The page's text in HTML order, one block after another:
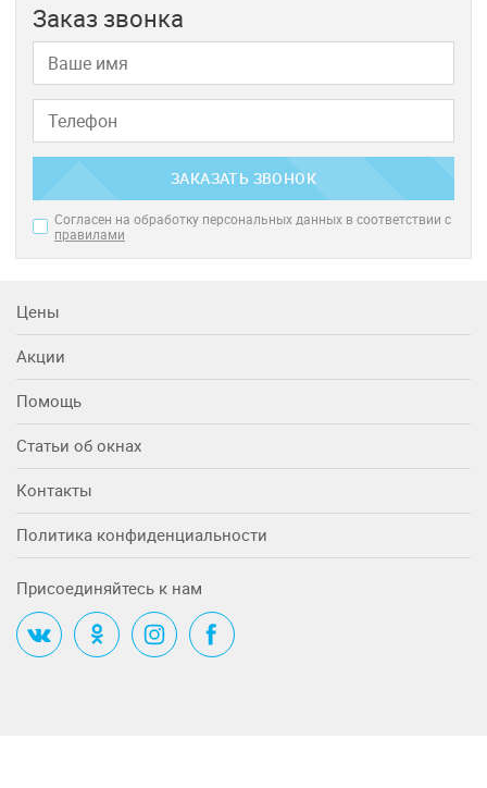
Заказ звонка
ЗАКАЗАТЬ ЗВОНОК
Согласен на обработку персональных данных в соответствии с
правилами
Цены
Акции
Помощь
Статьи об окнах
Контакты
Политика конфиденциальности
Присоединяйтесь к нам